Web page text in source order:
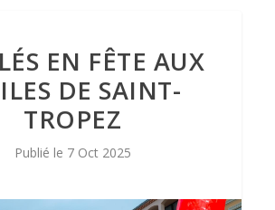
EN FÊTE AUX
DE SAINT-
TROPEZ
7 Oct 2025